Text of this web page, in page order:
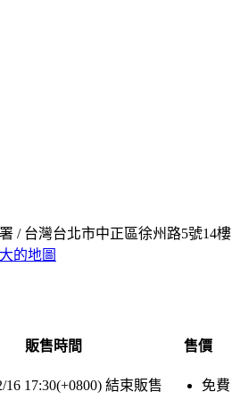
/ 台灣台北市中正區徐州路5號14樓
的地圖
販售時間 售價
16 17:30(+0800) 結束販售 免費